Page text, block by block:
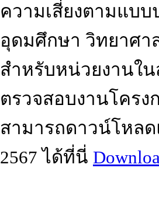
ความเสี่ยงตามแบบ
อุดมศึกษา วิทยาศา
สำหรับหน่วยงานใ
ตรวจสอบงานโคร
สามารถดาวน์โหล
2567 ได้ที่นี่